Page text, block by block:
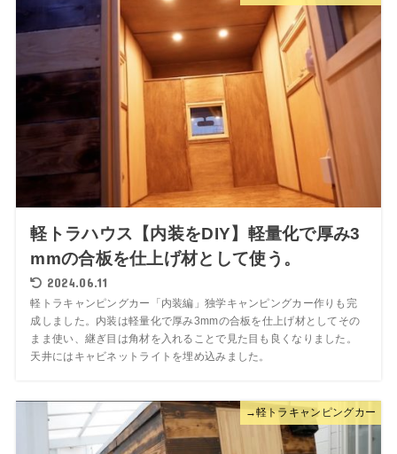
軽トラハウス【内装をDIY】軽量化で厚み3
mmの合板を仕上げ材として使う。
2024.06.11
軽トラキャンピングカー「内装編」独学キャンピングカー作りも完
成しました。内装は軽量化で厚み3mmの合板を仕上げ材としてその
まま使い、継ぎ目は角材を入れることで見た目も良くなりました。
天井にはキャビネットライトを埋め込みました。
→軽トラキャンピングカー